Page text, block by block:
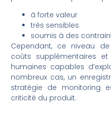
à forte valeur
très sensibles
soumis à des
Cependant, ce niveau
coûts supplémentaires
humaines capables
nombreux cas, un
stratégie de monitoring
criticité du produit.